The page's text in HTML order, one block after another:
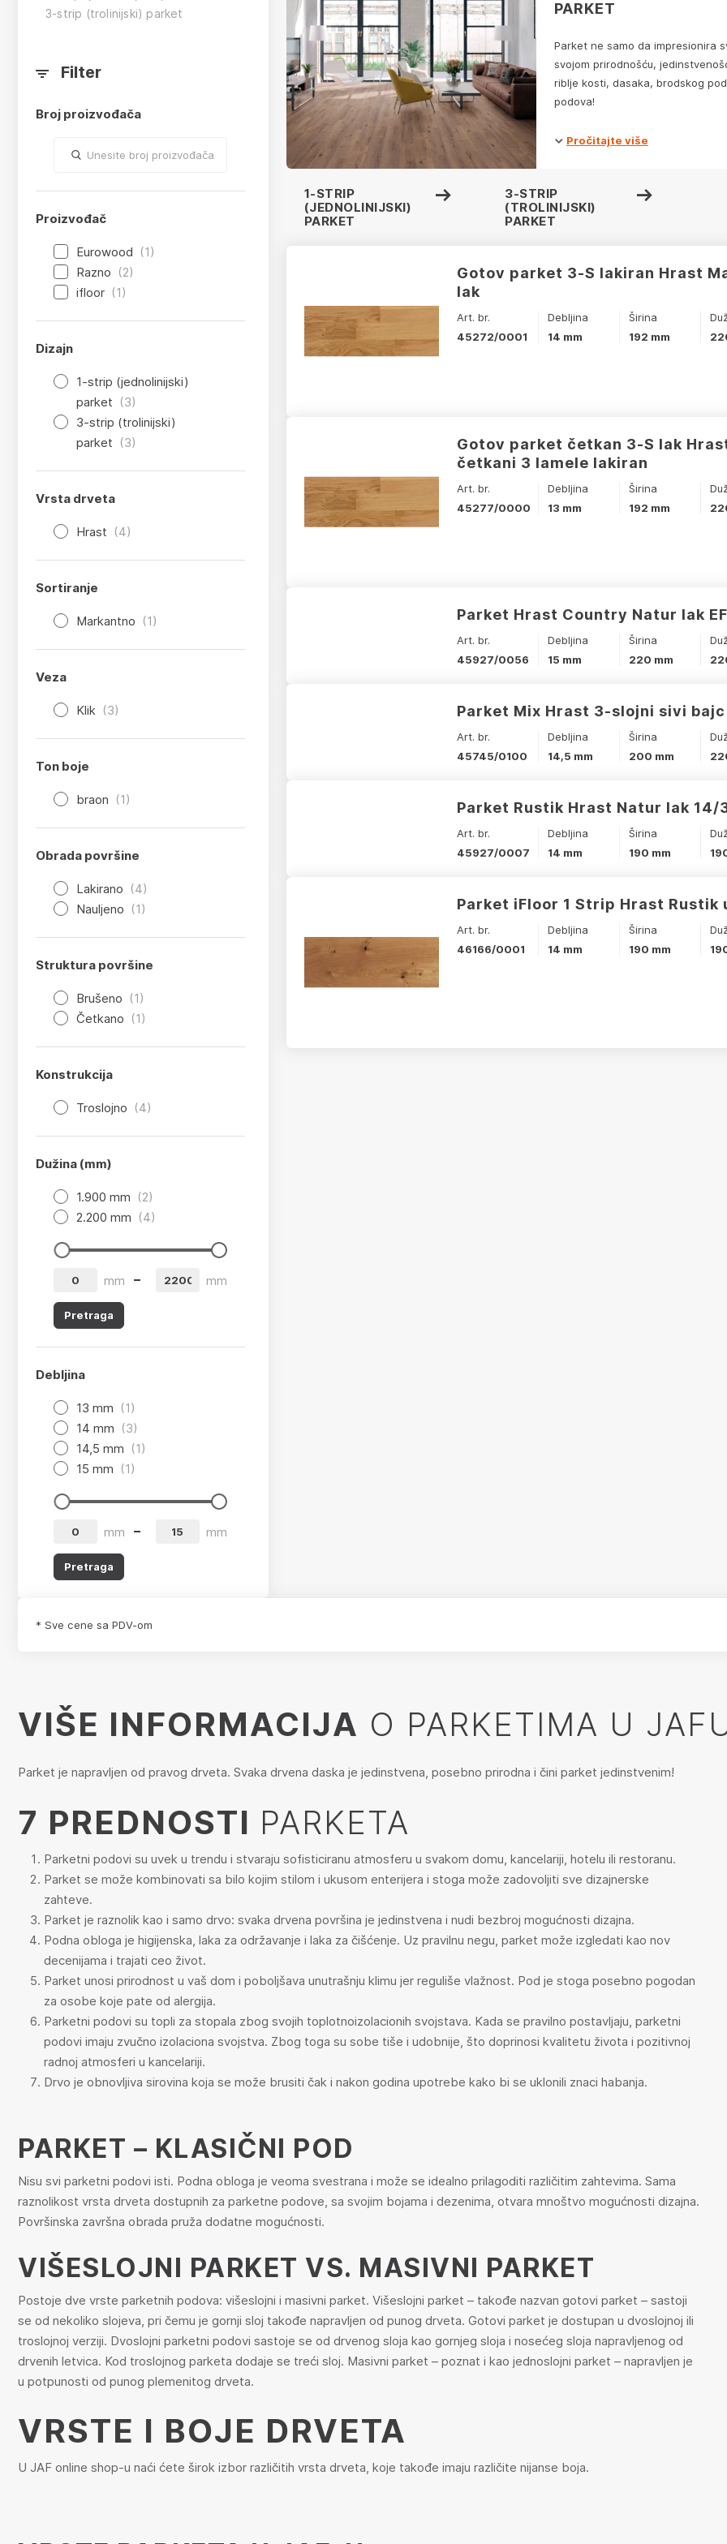
3-strip (trolinijski) parket
Filter
Broj proizvođača
Proizvođač
Eurowood (1)
Razno (2)
ifloor (1)
Dizajn
1-strip (jednolinijski)
parket (3)
3-strip (trolinijski)
parket (3)
Vrsta drveta
Hrast (4)
Sortiranje
Markantno (1)
Veza
Klik (3)
Ton boje
braon (1)
Obrada površine
Lakirano (4)
Nauljeno (1)
Struktura površine
Brušeno (1)
Četkano (1)
Konstrukcija
Troslojno (4)
Dužina (mm)
1.900 mm (2)
2.200 mm (4)
app.product-grid-filter.from
mm app.product-grid-filter.to
mm
Pretraga
Debljina
13 mm (1)
14 mm (3)
14,5 mm (1)
15 mm (1)
app.product-grid-filter.from
mm app.product-grid-filter.to
mm
Pretraga
PARKET
Parket ne samo da impresionira
svojom prirodnošću,
riblje kosti, dasaka, brodskog
podova!
Pročitajte više
1-STRIP
(JEDNOLINIJSKI)
PARKET
3-STRIP
(TROLINIJSKI)
PARKET
Gotov parket 3-S lakiran Hrast
lak
Art. br.
45272/0001
Debljina
14 mm
Širina
192 mm
Gotov parket četkan 3-S lak
četkani 3 lamele lakiran
Art. br.
45277/0000
Debljina
13 mm
Širina
192 mm
Parket Hrast Country Natur lak
Art. br.
45927/0056
Debljina
15 mm
Širina
220 mm
Parket Mix Hrast 3-slojni sivi bajc
Art. br.
45745/0100
Debljina
14,5 mm
Širina
200 mm
Parket Rustik Hrast Natur lak 14/
Art. br.
45927/0007
Debljina
14 mm
Širina
190 mm
Parket iFloor 1 Strip Hrast Rustik
Art. br.
46166/0001
Debljina
14 mm
Širina
190 mm
* Sve cene sa PDV-om
VIŠE INFORMACIJA O PARKETIMA U
Parket je napravljen od pravog drveta. Svaka drvena daska je jedinstvena, posebno prirodna i čini parket jedinstvenim!
7 PREDNOSTI PARKETA
Parketni podovi su uvek u trendu i stvaraju sofisticiranu atmosferu u svakom domu, kancelariji, hotelu ili restoranu.
Parket se može kombinovati sa bilo kojim stilom i ukusom enterijera i stoga može zadovoljiti sve dizajnerske
zahteve.
Parket je raznolik kao i samo drvo: svaka drvena površina je jedinstvena i nudi bezbroj mogućnosti dizajna.
Podna obloga je higijenska, laka za održavanje i laka za čišćenje. Uz pravilnu negu, parket može izgledati kao nov
decenijama i trajati ceo život.
Parket unosi prirodnost u vaš dom i poboljšava unutrašnju klimu jer reguliše vlažnost. Pod je stoga posebno pogodan
za osobe koje pate od alergija.
Parketni podovi su topli za stopala zbog svojih toplotnoizolacionih svojstava. Kada se pravilno postavljaju, parketni
podovi imaju zvučno izolaciona svojstva. Zbog toga su sobe tiše i udobnije, što doprinosi kvalitetu života i pozitivnoj
radnoj atmosferi u kancelariji.
Drvo je obnovljiva sirovina koja se može brusiti čak i nakon godina upotrebe kako bi se uklonili znaci habanja.
PARKET – KLASIČNI POD
Nisu svi parketni podovi isti. Podna obloga je veoma svestrana i može se idealno prilagoditi različitim zahtevima. Sama
raznolikost vrsta drveta dostupnih za parketne podove, sa svojim bojama i dezenima, otvara mnoštvo mogućnosti dizajna.
Površinska završna obrada pruža dodatne mogućnosti.
VIŠESLOJNI PARKET VS. MASIVNI PARKET
Postoje dve vrste parketnih podova: višeslojni i masivni parket. Višeslojni parket – takođe nazvan gotovi parket – sastoji
se od nekoliko slojeva, pri čemu je gornji sloj takođe napravljen od punog drveta. Gotovi parket je dostupan u dvoslojnoj ili
troslojnoj verziji. Dvoslojni parketni podovi sastoje se od drvenog sloja kao gornjeg sloja i nosećeg sloja napravljenog od
drvenih letvica. Kod troslojnog parketa dodaje se treći sloj. Masivni parket – poznat i kao jednoslojni parket – napravljen je
u potpunosti od punog plemenitog drveta.
VRSTE I BOJE DRVETA
U JAF online shop-u naći ćete širok izbor različitih vrsta drveta, koje takođe imaju različite nijanse boja.